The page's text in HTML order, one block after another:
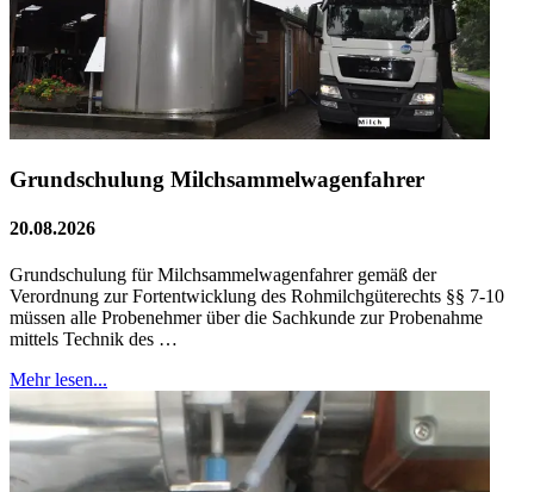
Grundschulung Milchsammelwagenfahrer
20.08.2026
Grundschulung für Milchsammelwagenfahrer gemäß der
Verordnung zur Fortentwicklung des Rohmilchgüterechts §§ 7-10
müssen alle Probenehmer über die Sachkunde zur Probenahme
mittels Technik des …
Mehr lesen...